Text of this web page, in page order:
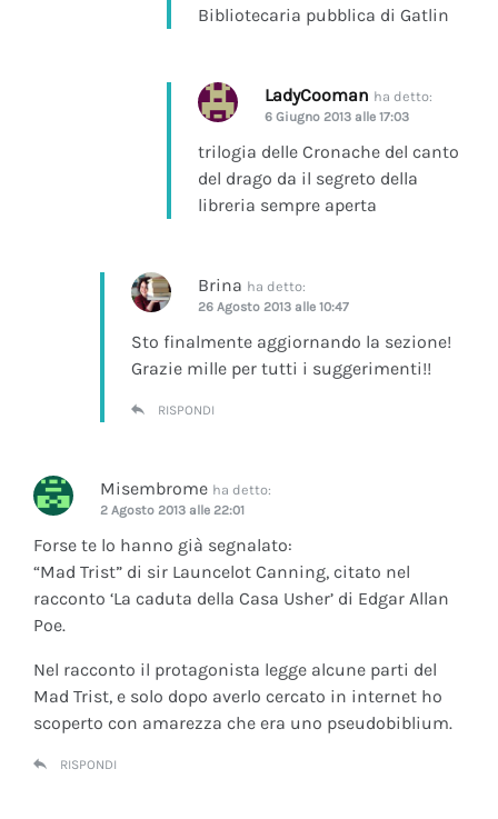
Bibliotecaria pubblica di Gatlin
LadyCooman ha detto:
6 Giugno 2013 alle 17:03
trilogia delle Cronache del canto
del drago da il segreto della
libreria sempre aperta
Brina ha detto:
26 Agosto 2013 alle 10:47
Sto finalmente aggiornando la sezione!
Grazie mille per tutti i suggerimenti!!
RISPONDI
Misembrome ha detto:
2 Agosto 2013 alle 22:01
Forse te lo hanno già segnalato:
“Mad Trist” di sir Launcelot Canning, citato nel
racconto ‘La caduta della Casa Usher’ di Edgar Allan
Poe.
Nel racconto il protagonista legge alcune parti del
Mad Trist, e solo dopo averlo cercato in internet ho
scoperto con amarezza che era uno pseudobiblium.
RISPONDI